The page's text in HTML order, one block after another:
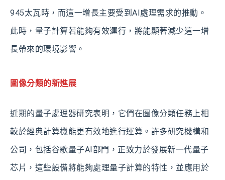
945太瓦時，而這一增長主要受到AI處理需求的推動。
此時，量子計算若能夠有效運行，將能顯著減少這一增
長帶來的環境影響。
圖像分類的新進展
近期的量子處理器研究表明，它們在圖像分類任務上相
較於經典計算機能更有效地進行運算。許多研究機構和
公司，包括谷歌量子AI部門，正致力於發展新一代量子
芯片，這些設備將能夠處理量子計算的特性，並應用於